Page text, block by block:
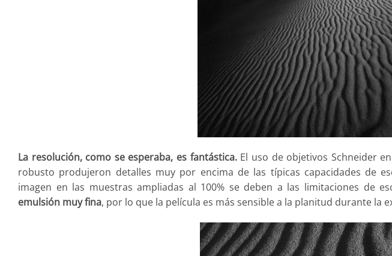
La resolución, como se esperaba, es fantástica.El uso de objetivos Schneider
robusto produjeron detalles muy por encima de las típicas capacidades de
imagen en las muestras ampliadas al 100% se deben a las limitaciones de
emulsión muy fina, por lo que la película es más sensible a la planitud durante la